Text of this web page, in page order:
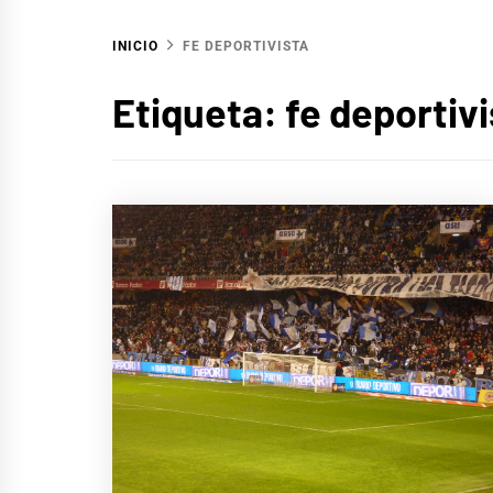
INICIO FE DEPORTIVISTA
Etiqueta: fe